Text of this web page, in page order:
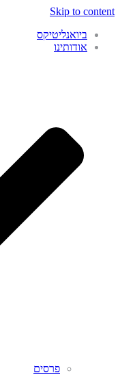
Skip to content
ביואנליטיקס
אודותינו
פרסים